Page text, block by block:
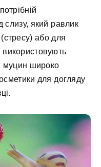
слизу, який равлик
або для
муцин широко
для догляду